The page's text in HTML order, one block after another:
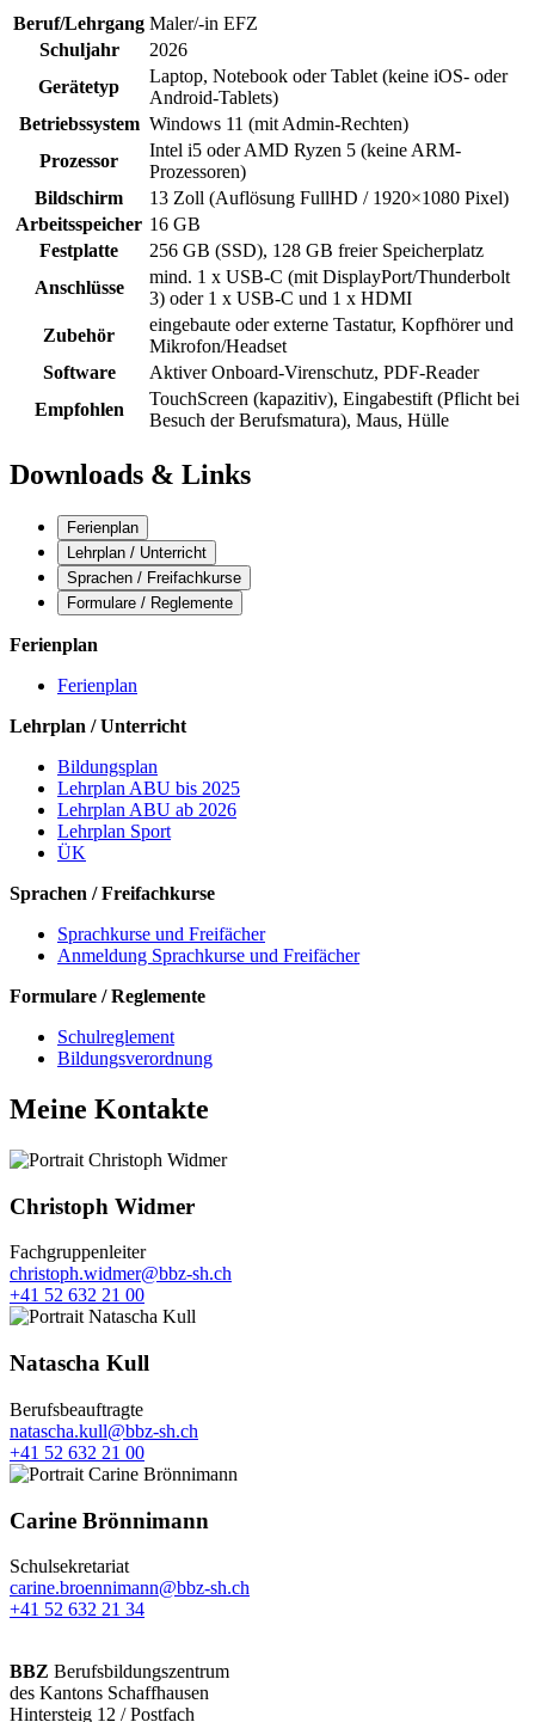
Beruf/Lehrgang Maler/-in EFZ
Schuljahr
2026
Gerätetyp
Laptop, Notebook oder Tablet (keine iOS- oder
Android-Tablets)
Betriebssystem Windows 11 (mit Admin-Rechten)
Prozessor
Intel i5 oder AMD Ryzen 5 (keine ARM-
Prozessoren)
Bildschirm
13 Zoll (Auflösung FullHD / 1920×1080 Pixel)
Arbeitsspeicher 16 GB
Festplatte
256 GB (SSD), 128 GB freier Speicherplatz
Anschlüsse
mind. 1 x USB-C (mit DisplayPort/Thunderbolt
3) oder 1 x USB-C und 1 x HDMI
Zubehör
eingebaute oder externe Tastatur, Kopfhörer und
Mikrofon/Headset
Software
Aktiver Onboard-Virenschutz, PDF-Reader
Empfohlen
TouchScreen (kapazitiv), Eingabestift (Pflicht bei
Besuch der Berufsmatura), Maus, Hülle
Downloads & Links
Ferienplan
Lehrplan / Unterricht
Sprachen / Freifachkurse
Formulare / Reglemente
Ferienplan
Ferienplan
Lehrplan / Unterricht
Bildungsplan
Lehrplan ABU bis 2025
Lehrplan ABU ab 2026
Lehrplan Sport
ÜK
Sprachen / Freifachkurse
Sprachkurse und Freifächer
Anmeldung Sprachkurse und Freifächer
Formulare / Reglemente
Schulreglement
Bildungsverordnung
Meine Kontakte
Christoph Widmer
Fachgruppenleiter
christoph.widmer@bbz-sh.ch
+41 52 632 21 00
Natascha Kull
Berufsbeauftragte
natascha.kull@bbz-sh.ch
+41 52 632 21 00
Carine Brönnimann
Schulsekretariat
carine.broennimann@bbz-sh.ch
+41 52 632 21 34
BBZ Berufsbildungszentrum
des Kantons Schaffhausen
Hintersteig 12 / Postfach